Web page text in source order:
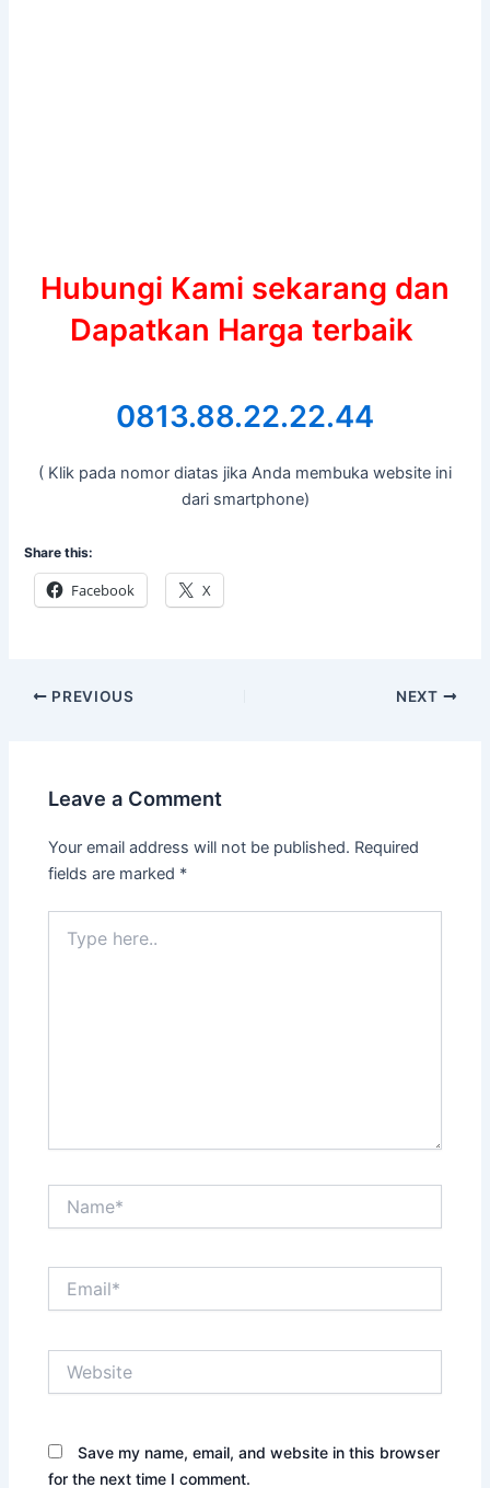
Hubungi Kami sekarang dan
Dapatkan Harga terbaik
0813.88.22.22.44
( Klik pada nomor diatas jika Anda membuka website ini
dari smartphone)
Share this:
Facebook X
PREVIOUS NEXT
Leave a Comment
Your email address will not be published. Required
fields are marked *
here..
Save my name, email, and website in this browser
for the next time I comment.